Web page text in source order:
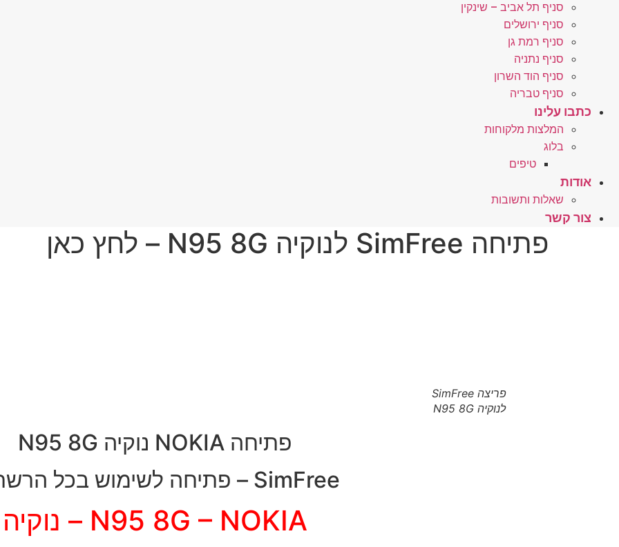
סניף תל אביב – שינקין
סניף ירושלים
סניף רמת גן
סניף נתניה
סניף הוד השרון
סניף טבריה
כתבו עלינו
המלצות מלקוחות
בלוג
טיפים
אודות
שאלות ותשובות
צור קשר
פתיחה SimFree לנוקיה N95 8G – לחץ כאן
פריצה SimFree
לנוקיה N95 8G
פתיחה NOKIA נוקיה N95 8G
SimFree – פתיחה לשימוש בכל הרשתות
N95 8G – NOKIA – נוקיה